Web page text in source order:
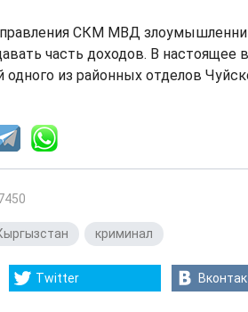
СКМ МВД
часть доходов. В настоящее
из районных отделов
криминал
Twitter